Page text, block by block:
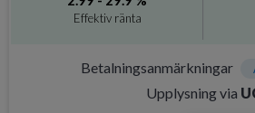
Effektiv ränta
Betalningsanmärkningar
Upplysning via